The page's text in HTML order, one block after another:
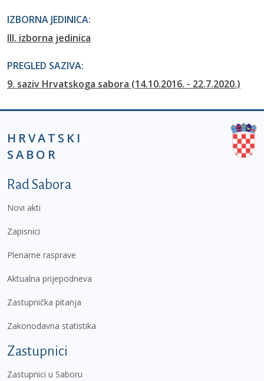
IZBORNA JEDINICA:
III. izborna jedinica
PREGLED SAZIVA:
9. saziv Hrvatskoga sabora (14.10.2016. - 22.7.2020.)
HRVATSKI
SABOR
Podnožje prvi izbornik
Rad Sabora
Novi akti
Zapisnici
Plenarne rasprave
Aktualna prijepodneva
Zastupnička pitanja
Zakonodavna statistika
Zastupnici
Zastupnici u Saboru